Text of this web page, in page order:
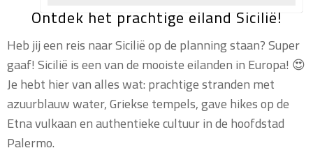
Ontdek het prachtige eiland Sicilië!
Heb jij een reis naar Sicilië op de planning staan? Super
gaaf! Sicilië is een van de mooiste eilanden in Europa! 😍
Je hebt hier van alles wat: prachtige stranden met
azuurblauw water, Griekse tempels, gave hikes op de
Etna vulkaan en authentieke cultuur in de hoofdstad
Palermo.